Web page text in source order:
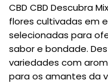
CBD CBD Descubra
flores cultivadas em
selecionadas para
sabor e bondade.
variedades com
para os amantes da